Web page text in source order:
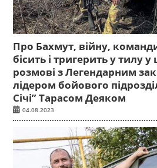
Про Бахмут, війну,
бісить і тригерить у тилу
розмові з Легендарним
лідером бойового
Січі” Тарасом Деяком
04.08.2023